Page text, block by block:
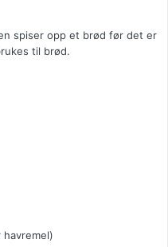
spiser opp et brød før det er
til brød.